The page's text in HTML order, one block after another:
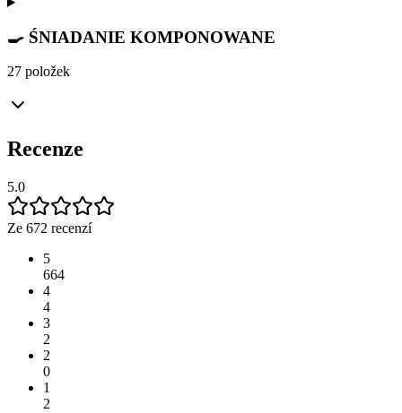
🍳 ŚNIADANIE KOMPONOWANE
27 položek
Recenze
5.0
Ze 672 recenzí
5
664
4
4
3
2
2
0
1
2